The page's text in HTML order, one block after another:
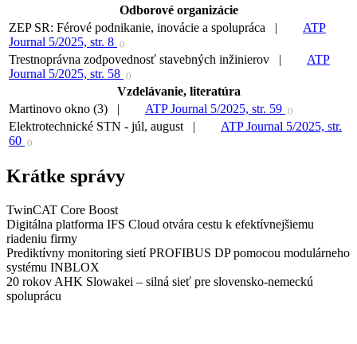
Odborové organizácie
ZEP SR: Férové podnikanie, inovácie a spolupráca |
ATP
Journal 5/2025, str. 8
()
Trestnoprávna zodpovednosť stavebných inžinierov |
ATP
Journal 5/2025, str. 58
()
Vzdelávanie, literatúra
Martinovo okno (3) |
ATP Journal 5/2025, str. 59 ()
Elektrotechnické STN - júl, august |
ATP Journal 5/2025, str.
60
()
Krátke správy
TwinCAT Core Boost
Digitálna platforma IFS Cloud otvára cestu k efektívnejšiemu
riadeniu firmy
Prediktívny monitoring sietí PROFIBUS DP pomocou modulárneho
systému INBLOX
20 rokov AHK Slowakei – silná sieť pre slovensko-nemeckú
spoluprácu